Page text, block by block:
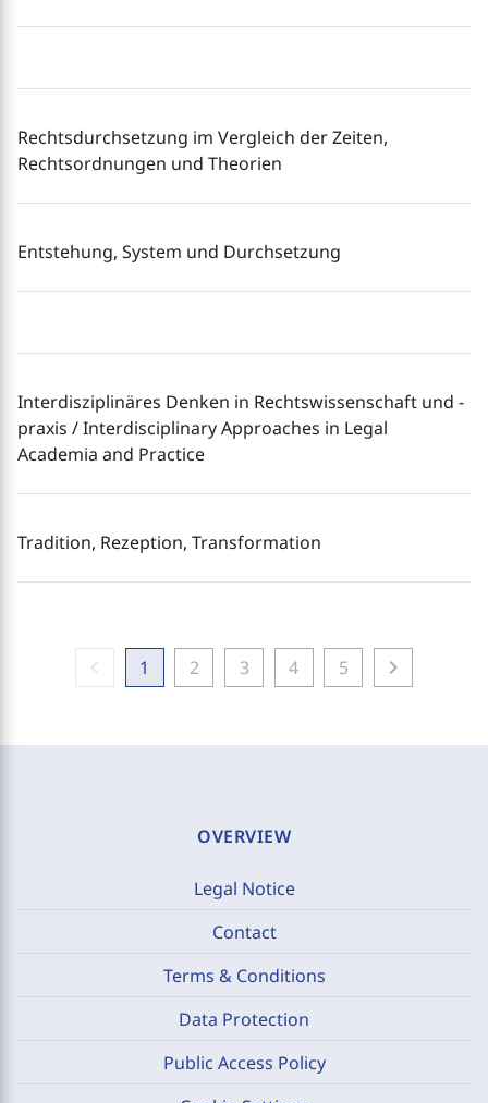
Rechtsdurchsetzung im Vergleich der Zeiten,
Rechtsordnungen und Theorien
Entstehung, System und Durchsetzung
Interdisziplinäres Denken in Rechtswissenschaft und -
praxis / Interdisciplinary Approaches in Legal
Academia and Practice
Tradition, Rezeption, Transformation
1 2 3 4 5 chevron_right
OVERVIEW
Legal Notice
Contact
Terms & Conditions
Data Protection
Public Access Policy